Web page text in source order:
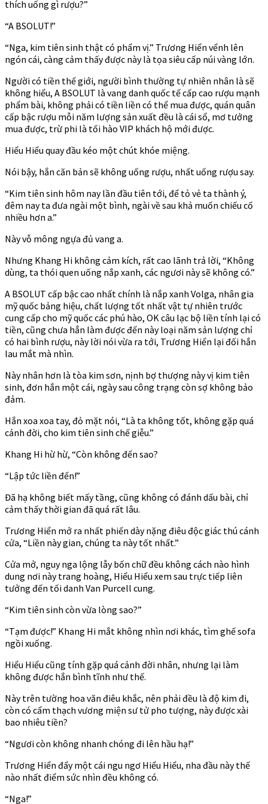
thích uống gì rượu?”
“A BSOLUT!”
“Nga, kim tiên sinh thật có phẩm vị.” Trương Hiển vểnh lên
ngón cái, càng cảm thấy được này là tọa siêu cấp núi vàng lớn.
Người có tiền thế giới, người bình thường tự nhiên nhân là sẽ
không hiểu, A BSOLUT là vang danh quốc tế cấp cao rượu mạnh
phẩm bài, không phải có tiền liền có thể mua được, quán quân
cấp bậc rượu mỗi năm lượng sản xuất đều là cái sổ, mơ tưởng
mua được, trừ phi là tối hào VIP khách hộ mới được.
Hiểu Hiểu quay đầu kéo một chút khóe miệng.
Nói bậy, hắn căn bản sẽ không uống rượu, nhất uống rượu say.
“Kim tiên sinh hôm nay lần đầu tiên tới, để tỏ vẻ ta thành ý,
đêm nay ta đưa ngài một bình, ngài về sau khả muốn chiếu cố
nhiều hơn a.”
Này vỗ mông ngựa đủ vang a.
Nhưng Khang Hi không cảm kích, rất cao lãnh trả lời, “Không
dùng, ta thói quen uống nắp xanh, các ngươi này sẽ không có.”
A BSOLUT cấp bậc cao nhất chính là nắp xanh Volga, nhân gia
mỹ quốc bảng hiệu, chất lượng tốt nhất vật tự nhiên trước
cung cấp cho mỹ quốc các phú hào, OK câu lạc bộ liền tính lại có
tiền, cũng chưa hẳn làm được đến này loại năm sản lượng chỉ
có hai bình rượu, này lời nói vừa ra tới, Trương Hiển lại đối hắn
lau mắt mà nhìn.
Này nhân hơn là tòa kim sơn, nịnh bợ thượng này vị kim tiên
sinh, đơn hắn một cái, ngày sau công trạng còn sợ không bảo
đảm.
Hắn xoa xoa tay, đỏ mặt nói, “Là ta không tốt, không gặp quá
cảnh đời, cho kim tiên sinh chế giễu.”
Khang Hi hừ hừ, “Còn không đến sao?
“Lập tức liền đến!”
Đã hạ không biết mấy tầng, cũng không có đánh dấu bài, chỉ
cảm thấy thời gian đã quá rất lâu.
Trương Hiển mở ra nhất phiến dày nặng điêu độc giác thú cánh
cửa, “Liền này gian, chúng ta này tốt nhất.”
Cửa mở, nguy nga lộng lẫy bốn chữ đều không cách nào hình
dung nơi này trang hoàng, Hiểu Hiểu xem sau trực tiếp liên
tưởng đến tối danh Van Purcell cung.
“Kim tiên sinh còn vừa lòng sao?”
“Tạm được!” Khang Hi mắt không nhìn nơi khác, tìm ghế sofa
ngồi xuống.
Hiểu Hiểu cũng tính gặp quá cảnh đời nhân, nhưng lại làm
không được hắn bình tĩnh như thế.
Này trên tường hoa văn điêu khắc, nên phải đều là độ kim đi,
còn có cẩm thạch vương miện sư tử pho tượng, này được xài
bao nhiêu tiền?
“Ngươi còn không nhanh chóng đi lên hầu hạ!”
Trương Hiển đẩy một cái ngu ngơ Hiểu Hiểu, nha đầu này thế
nào nhất điểm sức nhìn đều không có.
“Nga!”